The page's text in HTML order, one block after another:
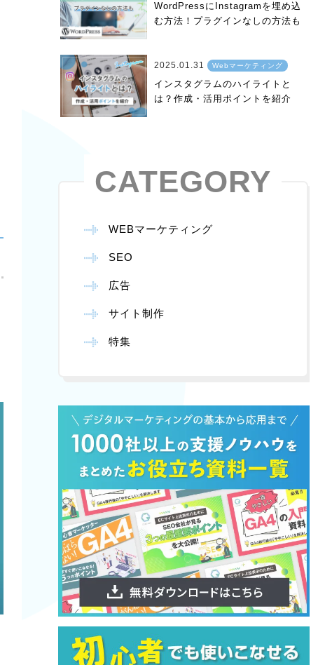
WordPressにInstagramを埋め込
む方法！プラグインなしの方法も
2025.01.31 Webマーケティング
インスタグラムのハイライトと
は？作成・活用ポイントを紹介
CATEGORY
WEBマーケティング
SEO
広告
サイト制作
特集